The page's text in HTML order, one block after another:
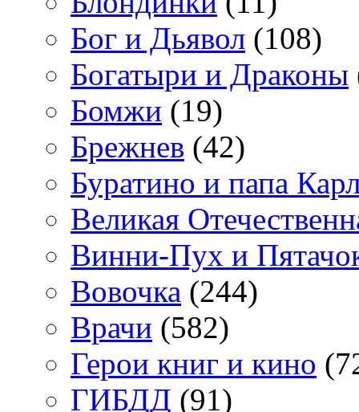
Бог и Дьявол (108)
Богатыри и Драконы
Бомжи (19)
Брежнев (42)
Буратино и папа
Великая
Винни-Пух и
Вовочка (244)
Врачи (582)
Герои книг и кино
ГИБДД (91)